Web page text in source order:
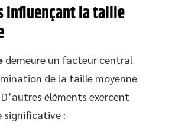
influençant la taille
demeure un facteur central
de la taille moyenne
éléments exercent
significative :